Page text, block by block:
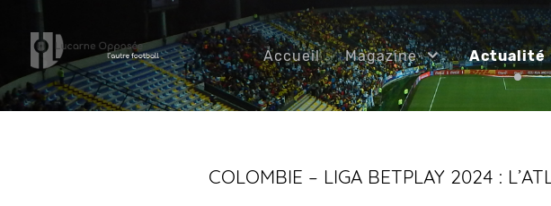
Accueil Magazine Actualité
COLOMBIE – LIGA BETPLAY 2024 :